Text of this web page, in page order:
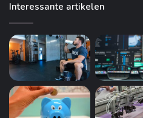
Interessante artikelen